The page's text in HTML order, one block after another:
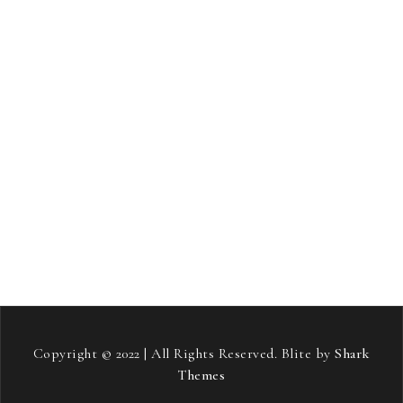
Copyright © 2022 | All Rights Reserved. Blite byShark
Themes